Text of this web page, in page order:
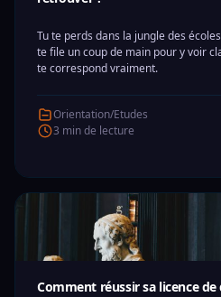
Tu te perds dans la jungle des
te file un coup de main pour y voir
te correspond vraiment.
Orientation/Etudes
3 min de lecture
Comment réussir sa licence de